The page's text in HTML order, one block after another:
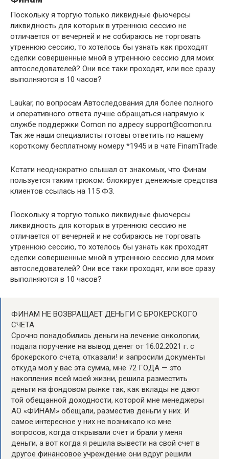
Поскольку я торгую только ликвидные фьючерсы
ликвидность для которых в утреннюю сессию не
отличается от вечерней и не собираюсь не торговать
утреннюю сессию, то хотелось бы узнать как проходят
сделки совершенные мной в утреннюю сессию для моих
автоследователей? Они все таки проходят, или все сразу
выполняются в 10 часов?
Laukar, по вопросам Автоследования для более полного
и оперативного ответа лучше обращаться напрямую к
службе поддержки Сomon по адресу support@comon.ru.
Так же наши специалисты готовы ответить по нашему
короткому бесплатному номеру *1945 и в чате FinamTrade.
Кстати неоднократно слышал от знакомых, что Финам
пользуется таким трюком: блокирует денежные средства
клиентов ссылась на 115 ФЗ.
Поскольку я торгую только ликвидные фьючерсы
ликвидность для которых в утреннюю сессию не
отличается от вечерней и не собираюсь не торговать
утреннюю сессию, то хотелось бы узнать как проходят
сделки совершенные мной в утреннюю сессию для моих
автоследователей? Они все таки проходят, или все сразу
выполняются в 10 часов?
ФИНАМ НЕ ВОЗВРАЩАЕТ ДЕНЬГИ С БРОКЕРСКОГО
СЧЕТА
Срочно понадобились деньги на лечение онкологии,
подала поручение на вывод денег от 16.02.2021 г. с
брокерского счета, отказали! и запросили документы
откуда мол у вас эта сумма, мне 72 ГОДА — это
накопления всей моей жизни, решила разместить
деньги на фондовом рынке так, как вклады не дают
той обещанной доходности, которой мне менеджеры
АО «ФИНАМ» обещали, разместив деньги у них. И
самое интересное у них не возникало ко мне
вопросов, когда открывали счет и брали у меня
деньги, а вот когда я решила вывести на свой счет в
другое финансовое учреждение они вдруг решили